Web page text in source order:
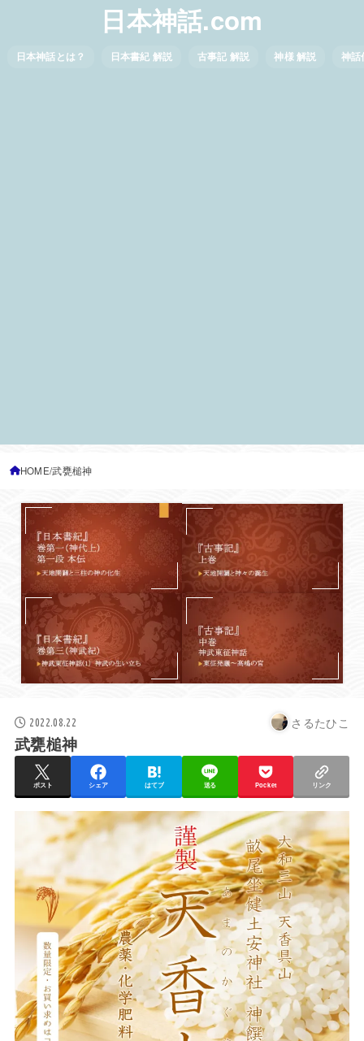
日本神話.com
日本神話とは？ 日本書紀 解説 古事記 解説 神様 解説 神話
HOME 武甕槌神
2022.08.22 さるたひこ
武甕槌神
ポスト シェア はてブ 送る Pocket リンク